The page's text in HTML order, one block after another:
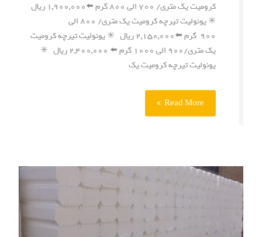
کرومیت یک متری/ ۷۰۰ الی ۸۰۰ گرم ⬅️۱,۹۰۰,۰۰۰ ریال
✳️ یونولیت تیرچه کرومیت یک متری/ ۸۰۰ الی
۹۰۰ گرم ⬅️۲,۱۵۰,۰۰۰ ریال ✳️ یونولیت تیرچه کرومیت
یک متری/۹۰۰ الی ۱۰۰۰ گرم ⬅️ ۲,۴۰۰,۰۰۰ ریال ✳️
یونولیت تیرچه کرومیت یک
Read More